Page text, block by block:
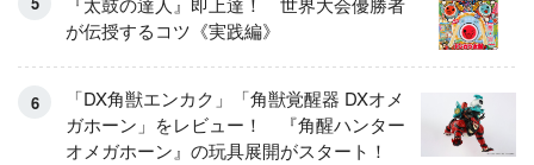
が伝授するコツ《実践編》
「DX角獣エンカク」「角獣覚醒器 DXオメ
ガホーン」をレビュー！ 『角醒ハンター
オメガホーン』の玩具展開がスタート！